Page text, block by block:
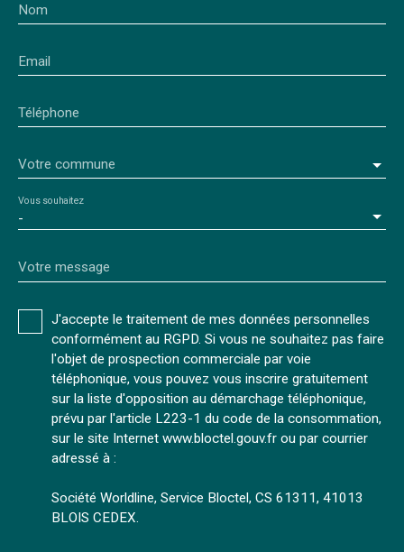
Nom
Email
Téléphone
Votre commune
-
Vous souhaitez
Votre message
J'accepte le traitement de mes données personnelles
conformément au RGPD. Si vous ne souhaitez pas faire
l'objet de prospection commerciale par voie
téléphonique, vous pouvez vous inscrire gratuitement
sur la liste d'opposition au démarchage téléphonique,
prévu par l'article L223-1 du code de la consommation,
sur le site Internet www.bloctel.gouv.fr ou par courrier
adressé à :
Société Worldline, Service Bloctel, CS 61311, 41013
BLOIS CEDEX.